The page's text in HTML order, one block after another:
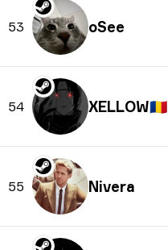
53 oSee
54 XELLOW🇷🇴
55 Nivera